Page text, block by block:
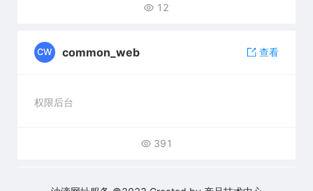
12
CW common_web 查看
权限后台
391
综合处理中心 查看